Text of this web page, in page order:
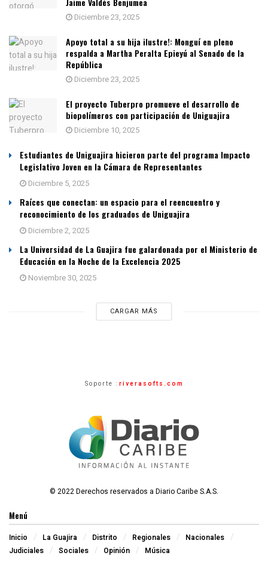
Diciembre 23, 2025
Apoyo total a su hija ilustre!: Monguí en pleno
respalda a Martha Peralta Epieyú al Senado de la
República
Diciembre 23, 2025
El proyecto Tuberpro promueve el desarrollo de
biopolímeros con participación de Uniguajira
Diciembre 10, 2025
Estudiantes de Uniguajira hicieron parte del programa Impacto
Legislativo Joven en la Cámara de Representantes
Diciembre 5, 2025
Raíces que conectan: un espacio para el reencuentro y
reconocimiento de los graduados de Uniguajira
Diciembre 2, 2025
La Universidad de La Guajira fue galardonada por el Ministerio de
Educación en la Noche de la Excelencia 2025
Noviembre 30, 2025
CARGAR MÁS
Soporte : riverasofts.com
© 2022 Derechos reservados a Diario Caribe S.A.S.
Menú
Inicio La Guajira Distrito Regionales
Nacionales
Judiciales
Sociales Opinión Música